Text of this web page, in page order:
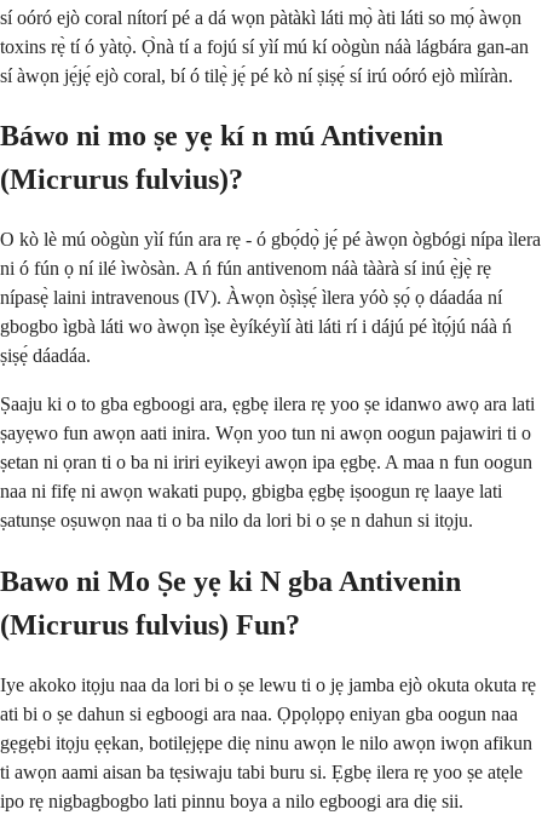
sí oóró ejò coral nítorí pé a dá wọn pàtàkì láti mọ̀ àti láti so mọ́ àwọn
toxins rẹ̀ tí ó yàtọ̀. Ọ̀nà tí a fojú sí yìí mú kí oògùn náà lágbára gan-an
sí àwọn jẹ́jẹ́ ejò coral, bí ó tilẹ̀ jẹ́ pé kò ní ṣiṣẹ́ sí irú oóró ejò mìíràn.
Báwo ni mo ṣe yẹ kí n mú Antivenin
(Micrurus fulvius)?
O kò lè mú oògùn yìí fún ara rẹ - ó gbọ́dọ̀ jẹ́ pé àwọn ògbógi nípa ìlera
ni ó fún ọ ní ilé ìwòsàn. A ń fún antivenom náà tààrà sí inú ẹ̀jẹ̀ rẹ
nípasẹ̀ laini intravenous (IV). Àwọn òṣìṣẹ́ ìlera yóò ṣọ́ ọ dáadáa ní
gbogbo ìgbà láti wo àwọn ìṣe èyíkéyìí àti láti rí i dájú pé ìtọ́jú náà ń
ṣiṣẹ́ dáadáa.
Ṣaaju ki o to gba egboogi ara, ẹgbẹ ilera rẹ yoo ṣe idanwo awọ ara lati
ṣayẹwo fun awọn aati inira. Wọn yoo tun ni awọn oogun pajawiri ti o
ṣetan ni ọran ti o ba ni iriri eyikeyi awọn ipa ẹgbẹ. A maa n fun oogun
naa ni fifẹ ni awọn wakati pupọ, gbigba ẹgbẹ iṣoogun rẹ laaye lati
ṣatunṣe oṣuwọn naa ti o ba nilo da lori bi o ṣe n dahun si itọju.
Bawo ni Mo Ṣe yẹ ki N gba Antivenin
(Micrurus fulvius) Fun?
Iye akoko itọju naa da lori bi o ṣe lewu ti o jẹ jamba ejò okuta okuta rẹ
ati bi o ṣe dahun si egboogi ara naa. Ọpọlọpọ eniyan gba oogun naa
gẹgẹbi itọju ẹẹkan, botilẹjẹpe diẹ ninu awọn le nilo awọn iwọn afikun
ti awọn aami aisan ba tẹsiwaju tabi buru si. Ẹgbẹ ilera rẹ yoo ṣe atẹle
ipo rẹ nigbagbogbo lati pinnu boya a nilo egboogi ara diẹ sii.